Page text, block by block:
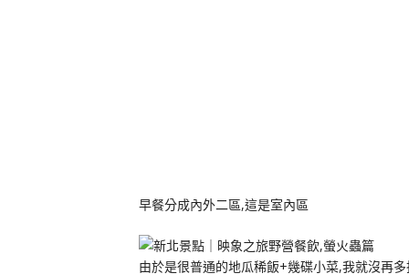
早餐分成內外二區,這是室內區
由於是很普通的地瓜稀飯+幾碟小菜,我就沒再